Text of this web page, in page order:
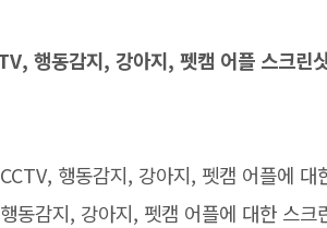
행동감지, 강아지, 펫캠 어플 스크린
행동감지, 강아지, 펫캠 어플에 대
동감지, 강아지, 펫캠 어플에 대한 스